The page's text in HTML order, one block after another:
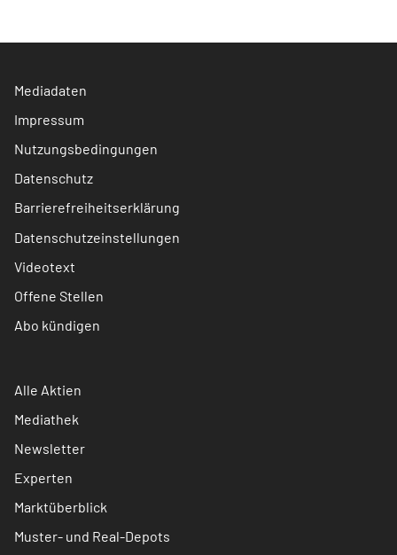
Mediadaten
Impressum
Nutzungsbedingungen
Datenschutz
Barrierefreiheitserklärung
Datenschutzeinstellungen
Videotext
Offene Stellen
Abo kündigen
Alle Aktien
Mediathek
Newsletter
Experten
Marktüberblick
Muster- und Real-Depots